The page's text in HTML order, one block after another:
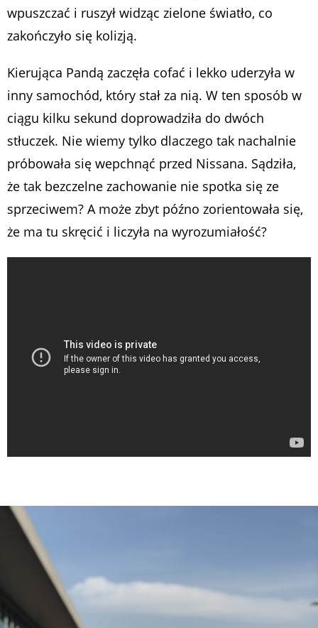
wpuszczać i ruszył widząc zielone światło, co
zakończyło się kolizją.
Kierująca Pandą zaczęła cofać i lekko uderzyła w
inny samochód, który stał za nią. W ten sposób w
ciągu kilku sekund doprowadziła do dwóch
stłuczek. Nie wiemy tylko dlaczego tak nachalnie
próbowała się wepchnąć przed Nissana. Sądziła,
że tak bezczelne zachowanie nie spotka się ze
sprzeciwem? A może zbyt późno zorientowała się,
że ma tu skręcić i liczyła na wyrozumiałość?